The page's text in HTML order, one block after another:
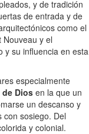
y de tradición
de entrada y de
como el
Nouveau y el
y su influencia en esta
especialmente
de Diosen la que un
un descanso y
con sosiego. Del
y colonial.